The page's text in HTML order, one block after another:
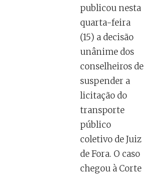
publicou nesta
quarta-feira
(15) a decisão
unânime dos
conselheiros de
suspender a
licitação do
transporte
público
coletivo de Juiz
de Fora. O caso
chegou à Corte